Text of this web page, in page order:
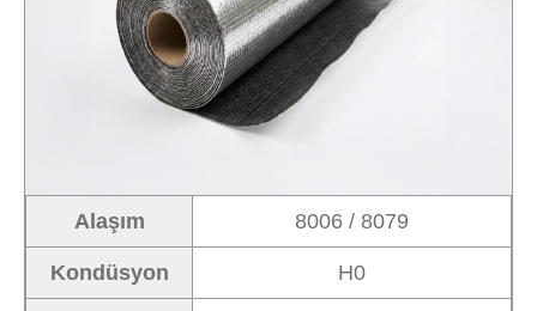
Alaşım 8006 / 8079
Kondüsyon H0